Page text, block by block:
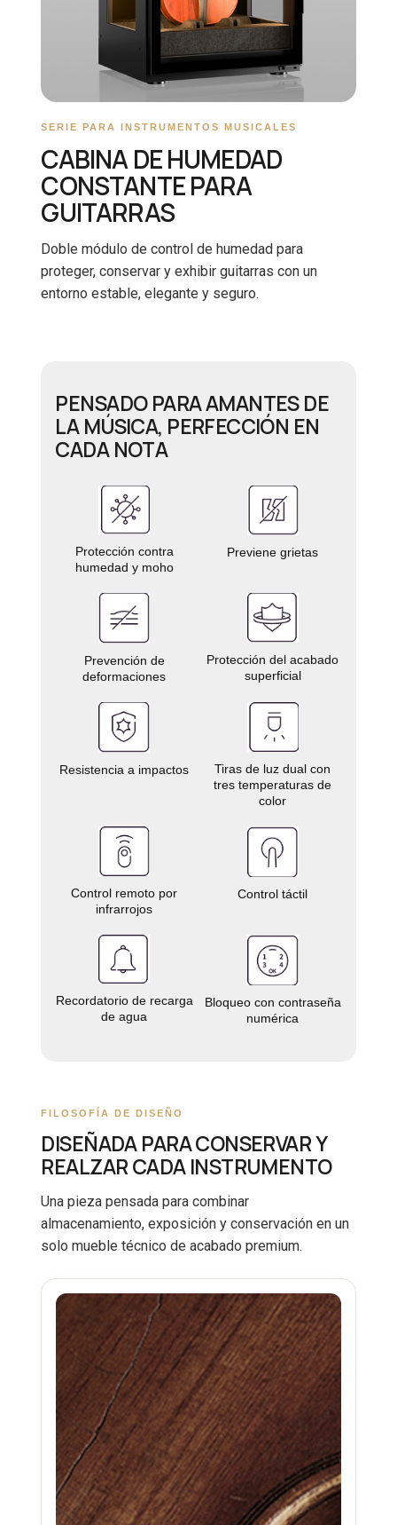
SERIE PARA INSTRUMENTOS MUSICALES
CABINA DE HUMEDAD
CONSTANTE PARA
GUITARRAS
Doble módulo de control de humedad para
proteger, conservar y exhibir guitarras con un
entorno estable, elegante y seguro.
PENSADO PARA AMANTES DE
LA MÚSICA, PERFECCIÓN EN
CADA NOTA
Protección contra
humedad y moho
Previene grietas
Prevención de
deformaciones
Protección del acabado
superficial
Resistencia a impactos
Tiras de luz dual con
tres temperaturas de
color
Control remoto por
infrarrojos
Control táctil
Recordatorio de recarga
de agua
Bloqueo con contraseña
numérica
FILOSOFÍA DE DISEÑO
DISEÑADA PARA CONSERVAR Y
REALZAR CADA INSTRUMENTO
Una pieza pensada para combinar
almacenamiento, exposición y conservación en un
solo mueble técnico de acabado premium.